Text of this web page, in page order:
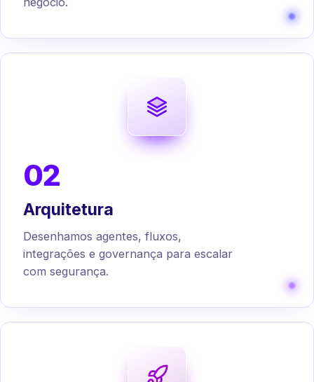
02
Arquitetura
Desenhamos agentes, fluxos,
integrações e governança para escalar
com segurança.